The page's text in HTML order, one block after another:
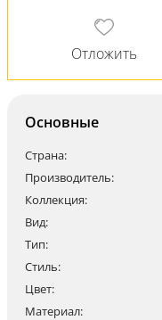
Основные
Страна:
Производитель:
Коллекция:
Вид:
Тип:
Стиль:
Цвет:
Материал: